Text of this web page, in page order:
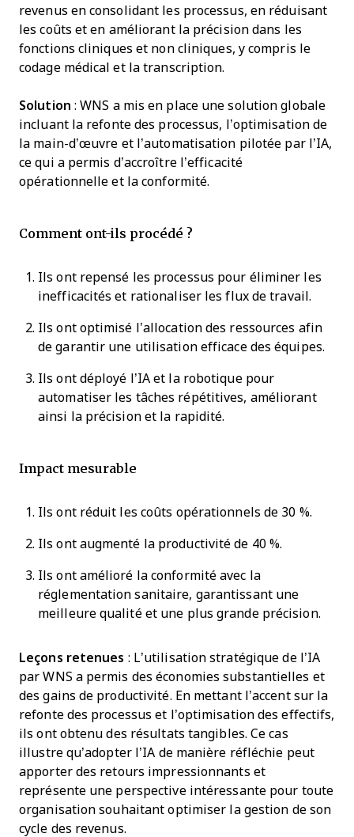
revenus en consolidant les processus, en réduisant
les coûts et en améliorant la précision dans les
fonctions cliniques et non cliniques, y compris le
codage médical et la transcription.
Solution : WNS a mis en place une solution globale
incluant la refonte des processus, l’optimisation de
la main-d’œuvre et l’automatisation pilotée par l’IA,
ce qui a permis d’accroître l’efficacité
opérationnelle et la conformité.
Comment ont-ils procédé ?
Ils ont repensé les processus pour éliminer les
inefficacités et rationaliser les flux de travail.
Ils ont optimisé l’allocation des ressources afin
de garantir une utilisation efficace des équipes.
Ils ont déployé l’IA et la robotique pour
automatiser les tâches répétitives, améliorant
ainsi la précision et la rapidité.
Impact mesurable
Ils ont réduit les coûts opérationnels de 30 %.
Ils ont augmenté la productivité de 40 %.
Ils ont amélioré la conformité avec la
réglementation sanitaire, garantissant une
meilleure qualité et une plus grande précision.
Leçons retenues : L’utilisation stratégique de l’IA
par WNS a permis des économies substantielles et
des gains de productivité. En mettant l’accent sur la
refonte des processus et l’optimisation des effectifs,
ils ont obtenu des résultats tangibles. Ce cas
illustre qu’adopter l’IA de manière réfléchie peut
apporter des retours impressionnants et
représente une perspective intéressante pour toute
organisation souhaitant optimiser la gestion de son
cycle des revenus.